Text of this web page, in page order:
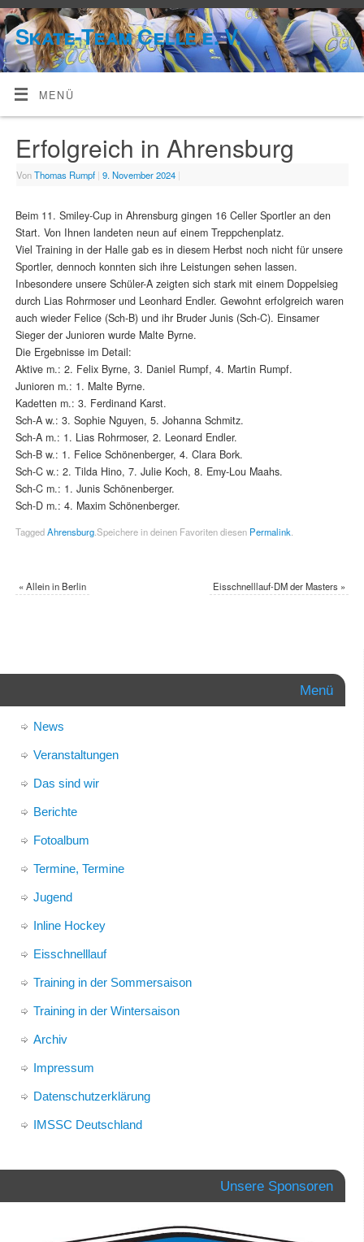
Skate-Team Celle e. V.
MENÜ
Erfolgreich in Ahrensburg
VonThomas Rumpf | 9. November 2024 |
Beim 11. Smiley-Cup in Ahrensburg gingen 16 Celler Sportler an den
Start. Von Ihnen landeten neun auf einem Treppchenplatz.
Viel Training in der Halle gab es in diesem Herbst noch nicht für unsere
Sportler, dennoch konnten sich ihre Leistungen sehen lassen.
Inbesondere unsere Schüler-A zeigten sich stark mit einem Doppelsieg
durch Lias Rohrmoser und Leonhard Endler. Gewohnt erfolgreich waren
auch wieder Felice (Sch-B) und ihr Bruder Junis (Sch-C). Einsamer
Sieger der Junioren wurde Malte Byrne.
Die Ergebnisse im Detail:
Aktive m.: 2. Felix Byrne, 3. Daniel Rumpf, 4. Martin Rumpf.
Junioren m.: 1. Malte Byrne.
Kadetten m.: 3. Ferdinand Karst.
Sch-A w.: 3. Sophie Nguyen, 5. Johanna Schmitz.
Sch-A m.: 1. Lias Rohrmoser, 2. Leonard Endler.
Sch-B w.: 1. Felice Schönenberger, 4. Clara Bork.
Sch-C w.: 2. Tilda Hino, 7. Julie Koch, 8. Emy-Lou Maahs.
Sch-C m.: 1. Junis Schönenberger.
Sch-D m.: 4. Maxim Schönenberger.
TaggedAhrensburg.Speichere in deinen Favoriten diesen Permalink
«Allein in Berlin Eisschnelllauf-DM der Masters »
Menü
News
Veranstaltungen
Das sind wir
Berichte
Fotoalbum
Termine, Termine
Jugend
Inline Hockey
Eisschnelllauf
Training in der Sommersaison
Training in der Wintersaison
Archiv
Impressum
Datenschutzerklärung
IMSSC Deutschland
Unsere Sponsoren